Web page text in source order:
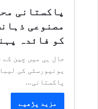
پاکستانی
مصنوعی
کو فائدہ
حال ہی میں چین
یونیورسٹی کی
پاکستانی…
مزید پڑھیے